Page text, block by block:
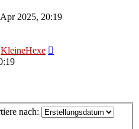
2025, 20:19
KleineHexe
nach: